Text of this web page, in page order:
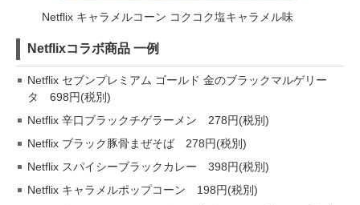
Netflix キャラメルコーン コクコク塩キャラメル味
Netflixコラボ商品 一例
Netflix セブンプレミアム ゴールド 金のブラックマルゲリー
タ 698円(税別)
Netflix 辛口ブラックチゲラーメン 278円(税別)
Netflix ブラック豚骨まぜそば 278円(税別)
Netflix スパイシーブラックカレー 398円(税別)
Netflix キャラメルポップコーン 198円(税別)